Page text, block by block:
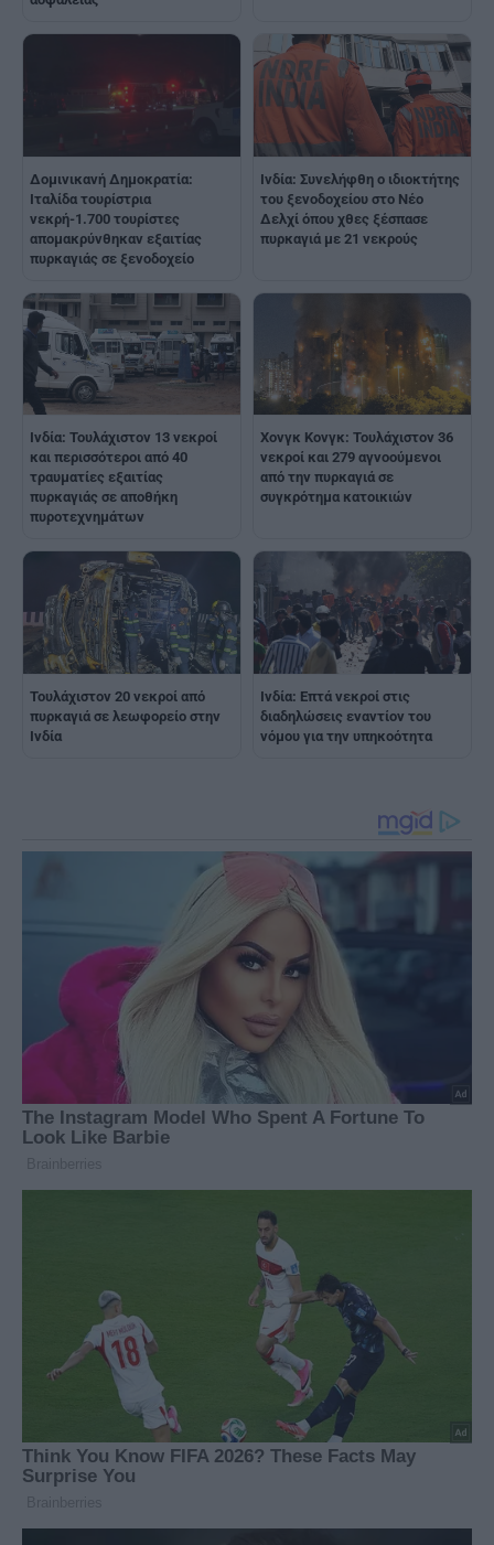
Δομινικανή Δημοκρατία:
Ιταλίδα τουρίστρια
νεκρή-1.700 τουρίστες
απομακρύνθηκαν εξαιτίας
πυρκαγιάς σε ξενοδοχείο
Ινδία: Συνελήφθη ο ιδιοκτήτης
του ξενοδοχείου στο Νέο
Δελχί όπου χθες ξέσπασε
πυρκαγιά με 21 νεκρούς
Ινδία: Τουλάχιστον 13 νεκροί
και περισσότεροι από 40
τραυματίες εξαιτίας
πυρκαγιάς σε αποθήκη
πυροτεχνημάτων
Χονγκ Κονγκ: Τουλάχιστον 36
νεκροί και 279 αγνοούμενοι
από την πυρκαγιά σε
συγκρότημα κατοικιών
Τουλάχιστον 20 νεκροί από
πυρκαγιά σε λεωφορείο στην
Ινδία
Ινδία: Επτά νεκροί στις
διαδηλώσεις εναντίον του
νόμου για την υπηκοότητα